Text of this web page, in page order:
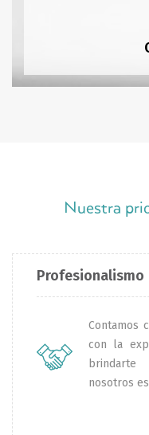
Nuestra
Profesionalismo
Contamos
con la
nosotros